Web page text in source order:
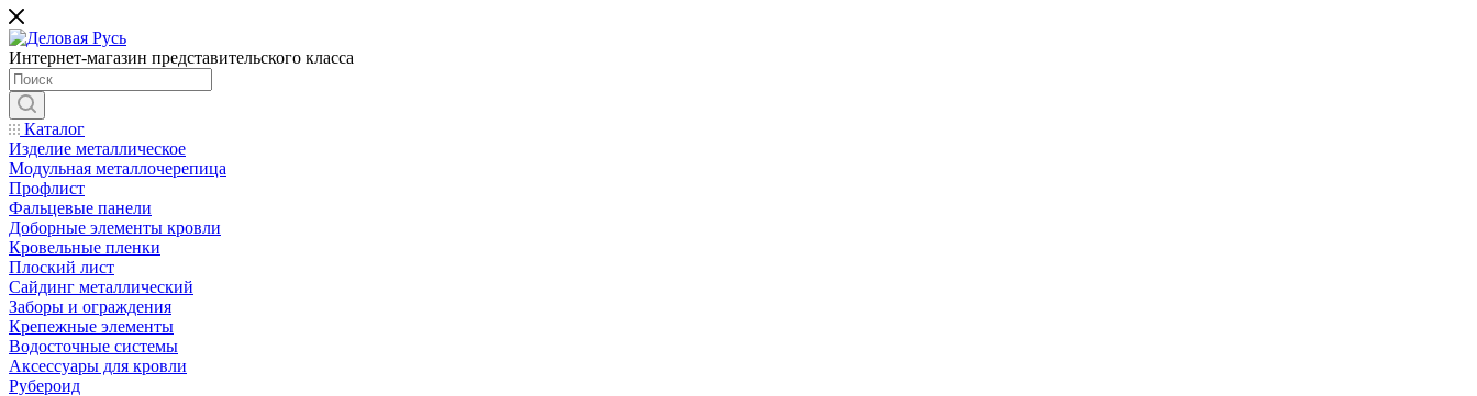
Интернет-магазин представительского класса
Каталог
Изделие металлическое
Модульная металлочерепица
Профлист
Фальцевые панели
Доборные элементы кровли
Кровельные пленки
Плоский лист
Сайдинг металлический
Заборы и ограждения
Крепежные элементы
Водосточные системы
Аксессуары для кровли
Рубероид